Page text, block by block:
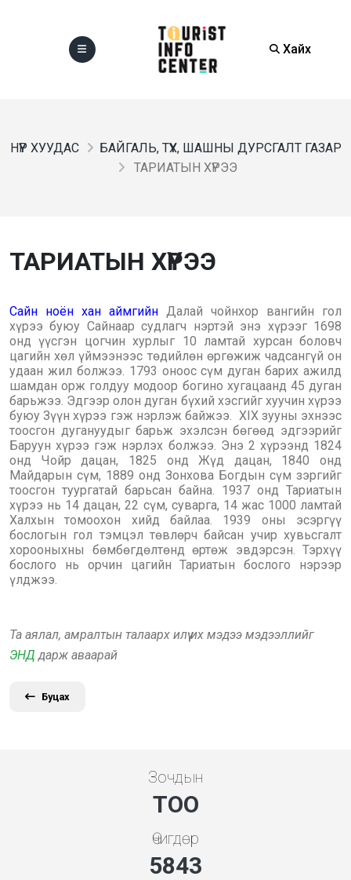
Хайх
НҮҮР ХУУДАС
БАЙГАЛЬ, ТҮҮХ, ШАШНЫ ДУРСГАЛТ ГАЗАР
ТАРИАТЫН ХҮРЭЭ
ТАРИАТЫН ХҮРЭЭ
Сайн ноён хан аймгийн Далай чойнхор вангийн гол
хүрээ буюу Сайнаар судлагч нэртэй энэ хүрээг 1698
онд үүсгэн цогчин хурлыг 10 ламтай хурсан боловч
цагийн хөл үймээнээс төдийлөн өргөжиж чадсангүй он
удаан жил болжээ. 1793 оноос сүм дуган барих ажилд
шамдан орж голдуу модоор богино хугацаанд 45 дуган
барьжээ. Эдгээр олон дуган бүхий хэсгийг хуучин хүрээ
буюу Зүүн хүрээ гэж нэрлэж байжээ. ХIX зууны эхнээс
тоосгон дугануудыг барьж эхэлсэн бөгөөд эдгээрийг
Баруун хүрээ гэж нэрлэх болжээ. Энэ 2 хүрээнд 1824
онд Чойр дацан, 1825 онд Жүд дацан, 1840 онд
Майдарын сүм, 1889 онд Зонхова Богдын сүм зэргийг
тоосгон туургатай барьсан байна. 1937 онд Тариатын
хүрээ нь 14 дацан, 22 сүм, суварга, 14 жас 1000 ламтай
Халхын томоохон хийд байлаа. 1939 оны эсэргүү
бослогын гол тэмцэл төвлөрч байсан учир хувьсгалт
хорооныхны бөмбөгдөлтөнд өртөж эвдэрсэн. Тэрхүү
бослого нь орчин цагийн Тариатын бослого нэрээр
үлджээ.
Та аялал, амралтын талаарх илүү их мэдээ мэдээллийг
ЭНД дарж аваарай
Буцах
Зочдын
ТОО
Өчигдөр
5843